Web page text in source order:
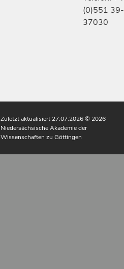
(0)551 39-
37030
Zuletzt aktualisiert 27.07.2026© 2026
Niedersächsische Akademie der
Wissenschaften zu Göttingen